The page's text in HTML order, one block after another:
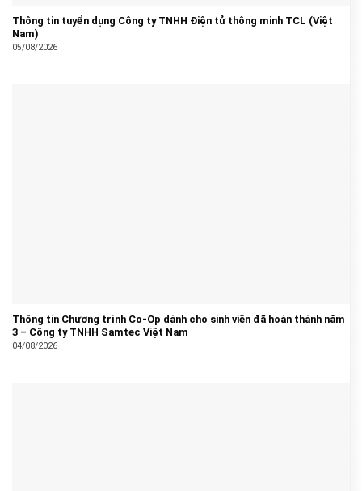
Thông tin tuyển dụng Công ty TNHH Điện tử thông minh TCL (Việt
Nam)
05/08/2026
Thông tin Chương trình Co-Op dành cho sinh viên đã hoàn thành năm
3 – Công ty TNHH Samtec Việt Nam
04/08/2026